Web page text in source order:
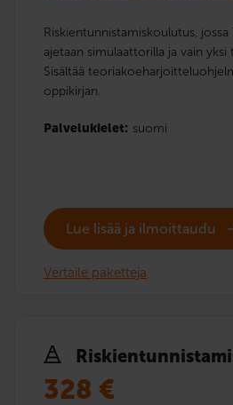
Riskientunnistamiskoulutus,
ajetaan simulaattorilla ja vain
Sisältää
oppikirjan.
Palvelukielet: suomi
Lue lisää ja ilmoittaudu
Vertaile paketteja
328 €